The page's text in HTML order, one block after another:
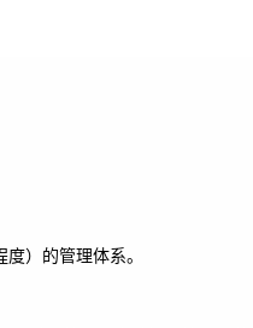
）的管理体系。